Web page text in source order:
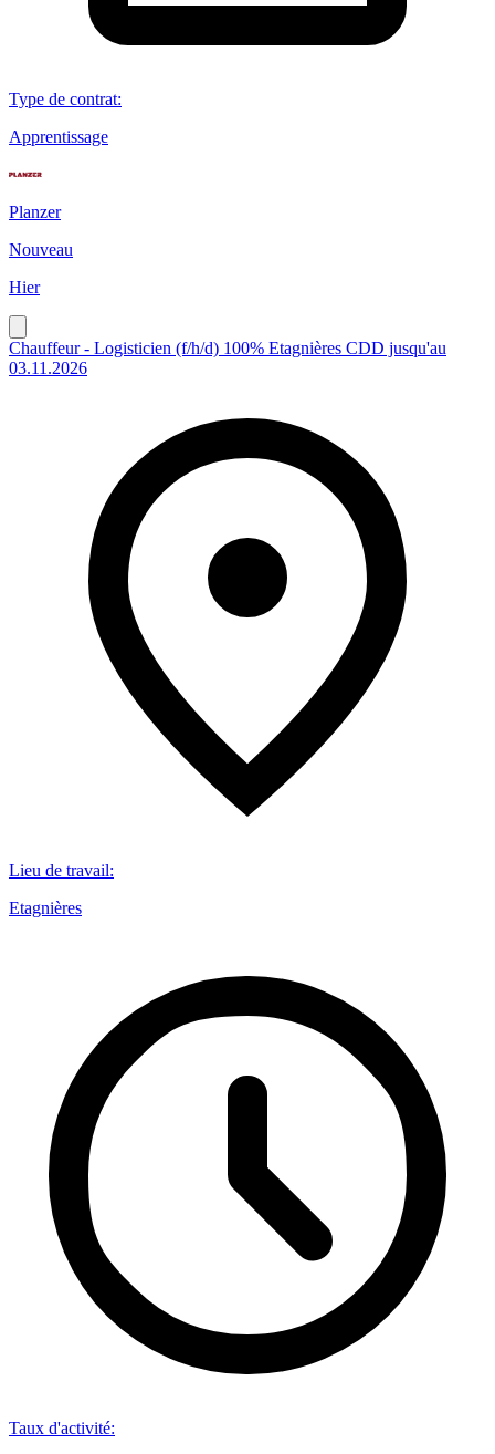
Type de contrat:
Apprentissage
Planzer
Nouveau
Hier
Chauffeur - Logisticien (f/h/d) 100% Etagnières CDD jusqu'au
03.11.2026
Lieu de travail:
Etagnières
Taux d'activité: